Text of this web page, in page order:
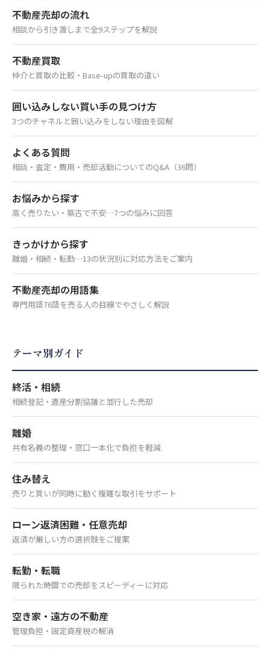
不動産売却の流れ
相談から引き渡しまで全9ステップを解説
不動産買取
仲介と買取の比較・Base-upの買取の違い
囲い込みしない買い手の見つけ方
3つのチャネルと囲い込みをしない理由を図解
よくある質問
相談・査定・費用・売却活動についてのQ&A（36問）
お悩みから探す
高く売りたい・築古で不安…7つの悩みに回答
きっかけから探す
離婚・相続・転勤…13の状況別に対応方法をご案内
不動産売却の用語集
専門用語76語を売る人の目線でやさしく解説
テーマ別ガイド
終活・相続
相続登記・遺産分割協議と並行した売却
離婚
共有名義の整理・窓口一本化で負担を軽減
住み替え
売りと買いが同時に動く複雑な取引をサポート
ローン返済困難・任意売却
返済が厳しい方の選択肢をご提案
転勤・転職
限られた時間での売却をスピーディーに対応
空き家・遠方の不動産
管理負担・固定資産税の解消